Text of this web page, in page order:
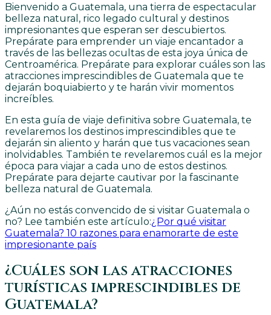
Bienvenido a Guatemala, una tierra de espectacular
belleza natural, rico legado cultural y destinos
impresionantes que esperan ser descubiertos.
Prepárate para emprender un viaje encantador a
través de las bellezas ocultas de esta joya única de
Centroamérica. Prepárate para explorar cuáles son las
atracciones imprescindibles de Guatemala que te
dejarán boquiabierto y te harán vivir momentos
increíbles.
En esta guía de viaje definitiva sobre Guatemala, te
revelaremos los destinos imprescindibles que te
dejarán sin aliento y harán que tus vacaciones sean
inolvidables. También te revelaremos cuál es la mejor
época para viajar a cada uno de estos destinos.
Prepárate para dejarte cautivar por la fascinante
belleza natural de Guatemala.
¿Aún no estás convencido de si visitar Guatemala o
no? Lee también este artículo:¿Por qué visitar
Guatemala? 10 razones para enamorarte de este
impresionante país
¿Cuáles son las atracciones
turísticas imprescindibles de
Guatemala?